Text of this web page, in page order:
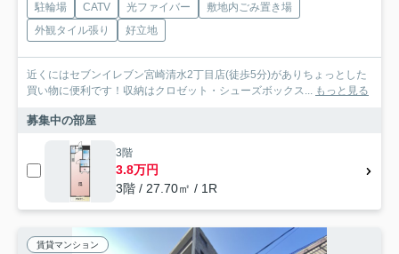
駐輪場 CATV 光ファイバー
敷地内ごみ置き場
外観タイル張り
好立地
近くにはセブンイレブン宮崎清水2丁目店(徒歩5分)がありちょっとした
買い物に便利です！収納はクロゼット・シューズボックス...
もっと見る
募集中の部屋
3階
3.8万円
3階 / 27.70㎡ / 1R
賃貸マンション